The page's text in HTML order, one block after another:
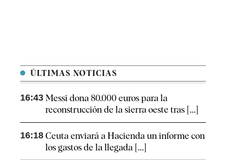
ÚLTIMAS NOTICIAS
16:43 Messi dona 80.000 euros para la
reconstrucción de la sierra oeste tras [...]
16:18 Ceuta enviará a Hacienda un informe con
los gastos de la llegada [...]